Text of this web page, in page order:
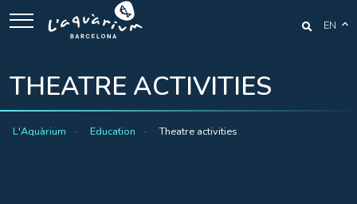
EN
THEATRE ACTIVITIES
L'Aquàrium Education Theatre activities